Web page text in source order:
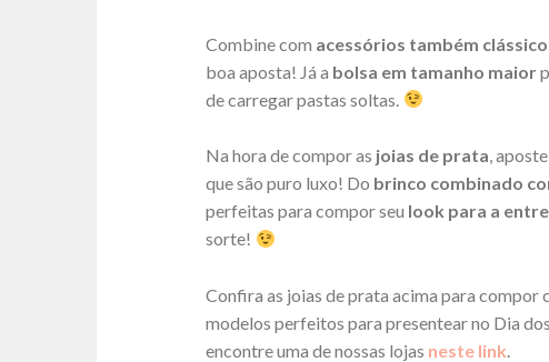
Combine com acessórios também
boa aposta! Já a bolsa em tamanho maior
de carregar pastas soltas.
Na hora de compor as joias de prata,
que são puro luxo! Do brinco combinado
perfeitas para compor seu look para a
sorte!
Confira as joias de prata acima para compor
modelos perfeitos para presentear no Dia
encontre uma de nossas lojas neste link.